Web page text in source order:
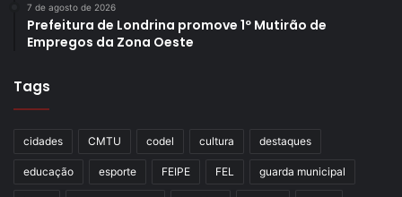
7 de agosto de 2026
Prefeitura de Londrina promove 1º Mutirão de
Empregos da Zona Oeste
Tags
cidades CMTU codel cultura destaques
educação esporte FEIPE FEL guarda municipal